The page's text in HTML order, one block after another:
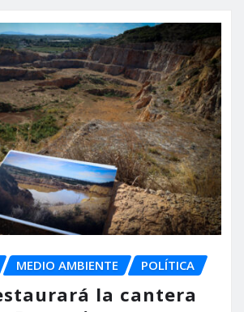
MEDIO AMBIENTE POLÍTICA
la cantera